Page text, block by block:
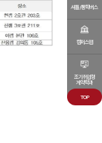
셔틀/통학버스
캠퍼스맵
조기취업형
계약학과
TOP